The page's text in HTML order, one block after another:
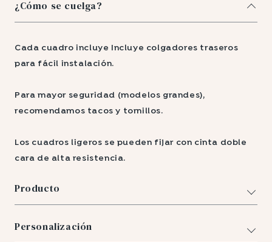
¿Cómo se cuelga?
Cada cuadro incluye Incluye colgadores traseros
para fácil instalación.
Para mayor seguridad (modelos grandes),
recomendamos tacos y tornillos.
Los cuadros ligeros se pueden fijar con cinta doble
cara de alta resistencia.
Producto
Personalización